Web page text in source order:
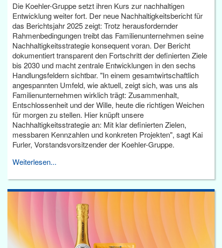
Die Koehler-Gruppe setzt ihren Kurs zur nachhaltigen
Entwicklung weiter fort. Der neue Nachhaltigkeitsbericht für
das Berichtsjahr 2025 zeigt: Trotz herausfordernder
Rahmenbedingungen treibt das Familienunternehmen seine
Nachhaltigkeitsstrategie konsequent voran. Der Bericht
dokumentiert transparent den Fortschritt der definierten Ziele
bis 2030 und macht zentrale Entwicklungen in den sechs
Handlungsfeldern sichtbar. "In einem gesamtwirtschaftlich
angespannten Umfeld, wie aktuell, zeigt sich, was uns als
Familienunternehmen wirklich trägt: Zusammenhalt,
Entschlossenheit und der Wille, heute die richtigen Weichen
für morgen zu stellen. Hier knüpft unsere
Nachhaltigkeitsstrategie an: Mit klar definierten Zielen,
messbaren Kennzahlen und konkreten Projekten", sagt Kai
Furler, Vorstandsvorsitzender der Koehler-Gruppe.
Weiterlesen...